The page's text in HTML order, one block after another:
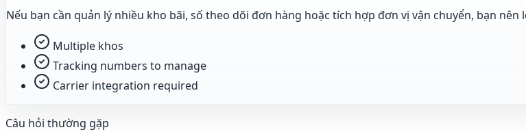
Nếu bạn cần quản lý nhiều kho bãi, số theo dõi đơn hàng hoặc tích hợp đơn vị vận chuyển, bạn
Multiple khos
Tracking numbers to manage
Carrier integration required
Câu hỏi thường gặp